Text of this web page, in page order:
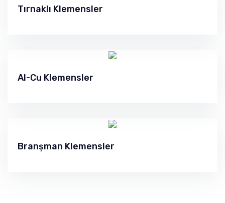
Tırnaklı Klemensler
Al-Cu Klemensler
Branşman Klemensler